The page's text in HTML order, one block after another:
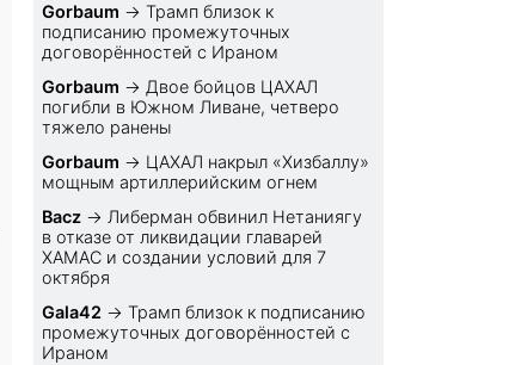
Gorbaum →Трамп близок к
подписанию промежуточных
договорённостей с Ираном
Gorbaum → Двое бойцов ЦАХАЛ
погибли в Южном Ливане, четверо
тяжело ранены
Gorbaum → ЦАХАЛ накрыл «Хизбаллу»
мощным артиллерийским огнем
Bacz → Либерман обвинил Нетаниягу
в отказе от ликвидации главарей
ХАМАС и создании условий для 7
октября
Gala42 →Трамп близок к подписанию
промежуточных договорённостей с
Ираном